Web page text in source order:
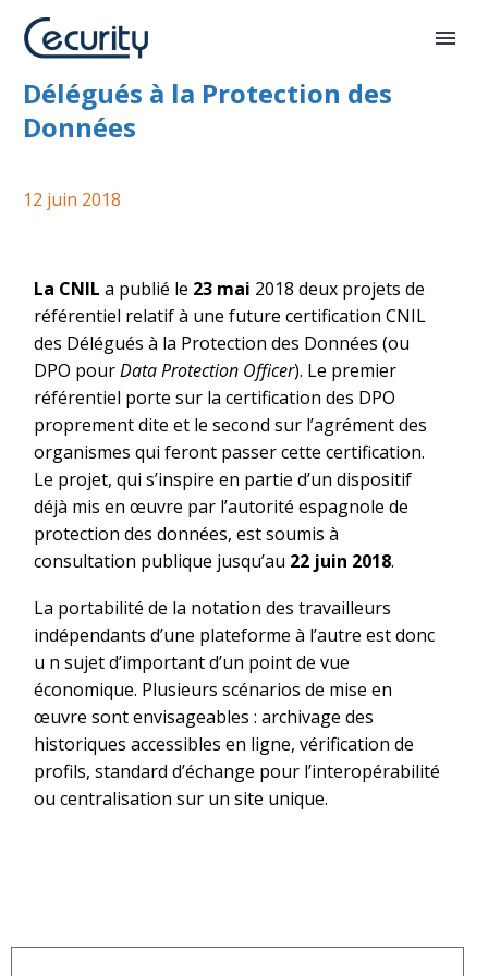
Vers une certification CNIL des
Délégués à la Protection des
Données
12 juin 2018
La CNIL a publié le 23 mai 2018 deux projets de
référentiel relatif à une future certification CNIL
des Délégués à la Protection des Données (ou
DPO pourData Protection Officer). Le premier
référentiel porte sur la certification des DPO
proprement dite et le second sur l’agrément des
organismes qui feront passer cette certification.
Le projet, qui s’inspire en partie d’un dispositif
déjà mis en œuvre par l’autorité espagnole de
protection des données, est soumis à
consultation publique jusqu’au 22 juin 2018.
La portabilité de la notation des travailleurs
indépendants d’une plateforme à l’autre est donc
u n sujet d’important d’un point de vue
économique. Plusieurs scénarios de mise en
œuvre sont envisageables : archivage des
historiques accessibles en ligne, vérification de
profils, standard d’échange pour l’interopérabilité
ou centralisation sur un site unique.